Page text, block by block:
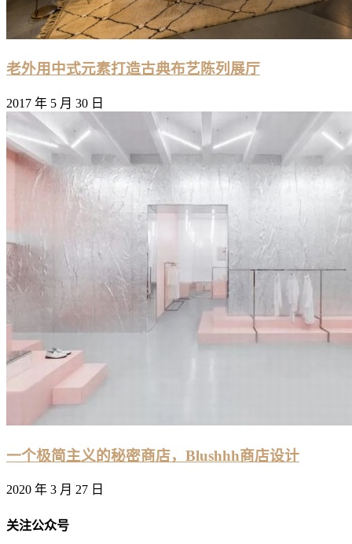
老外用中式元素打造古典布艺陈列展厅
2017 年 5 月 30 日
一个极简主义的秘密商店，Blushhh商店设计
2020 年 3 月 27 日
关注公众号